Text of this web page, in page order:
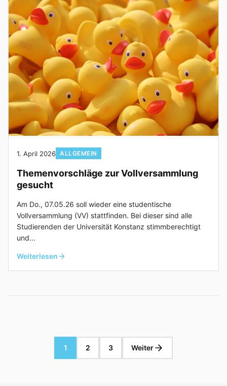
1. April 2026 ALLGEMEIN
Themenvorschläge zur Vollversammlung
gesucht
Am Do., 07.05.26 soll wieder eine studentische
Vollversammlung (VV) stattfinden. Bei dieser sind alle
Studierenden der Universität Konstanz stimmberechtigt
und...
Weiterlesen
1 2 3 Weiter